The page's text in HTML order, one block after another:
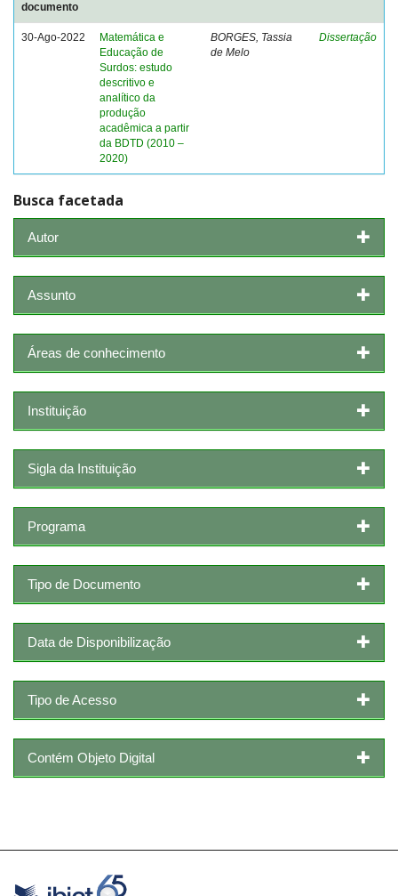
documento
30-Ago-2022
Matemática e
Educação de
Surdos: estudo
descritivo e
analítico da
produção
acadêmica a partir
da BDTD (2010 –
2020)
BORGES, Tassia
de Melo
Dissertação
Busca facetada
Autor
Assunto
Áreas de conhecimento
Instituição
Sigla da Instituição
Programa
Tipo de Documento
Data de Disponibilização
Tipo de Acesso
Contém Objeto Digital